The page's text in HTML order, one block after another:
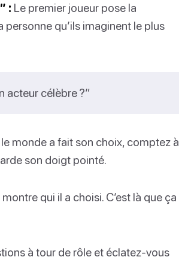
: Le premier joueur pose la
qu’ils imaginent le plus
acteur célèbre ?”
monde a fait son choix, comptez à
son doigt pointé.
qui il a choisi. C’est là que ça
à tour de rôle et éclatez-vous